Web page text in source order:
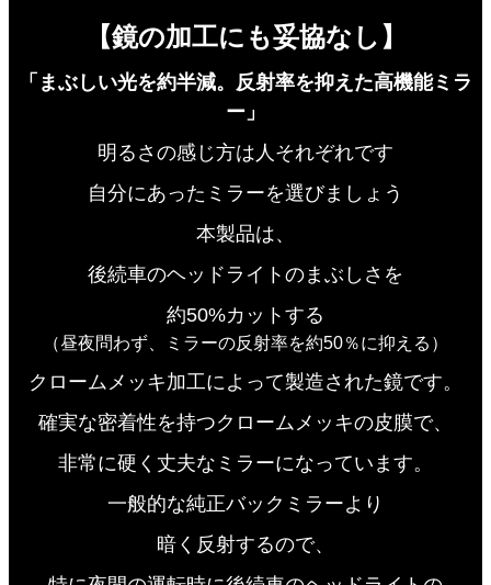
【鏡の加工にも妥協なし】
「まぶしい光を約半減。反射率を抑えた高機能ミラ
ー」
明るさの感じ方は人それぞれです
自分にあったミラーを選びましょう
本製品は、
後続車のヘッドライトのまぶしさを
約50%カットする
（昼夜問わず、ミラーの反射率を約50％に抑える）
クロームメッキ加工によって製造された鏡です。
確実な密着性を持つクロームメッキの皮膜で、
非常に硬く丈夫なミラーになっています。
一般的な純正バックミラーより
暗く反射するので、